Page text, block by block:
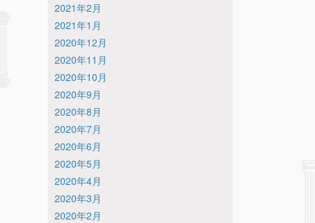
2021年2月
2021年1月
2020年12月
2020年11月
2020年10月
2020年9月
2020年8月
2020年7月
2020年6月
2020年5月
2020年4月
2020年3月
2020年2月